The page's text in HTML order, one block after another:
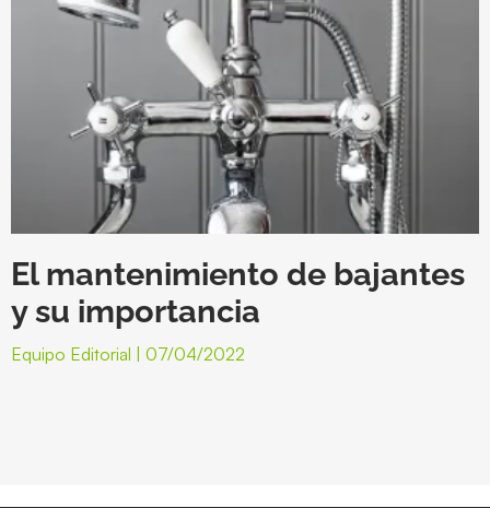
El mantenimiento de bajantes
y su importancia
Equipo Editorial 07/04/2022